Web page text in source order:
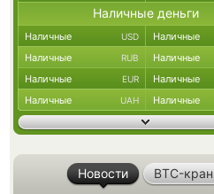
Наличные деньги
Наличные USD Наличные
Наличные RUB Наличные
Наличные EUR Наличные
Наличные UAH Наличные
Новости BTC-кран